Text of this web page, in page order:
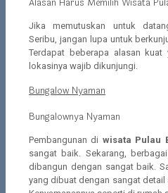
Alasan Harus Memilih Wisata
Jika memutuskan untuk
Seribu, jangan lupa untuk
Terdapat beberapa alasan kuat
lokasinya wajib dikunjungi.
Bungalow Nyaman
Bungalownya Nyaman
Pembangunan di wisata Pulau
sangat baik. Sekarang,
dibangun dengan sangat baik.
yang dibuat dengan sangat detail